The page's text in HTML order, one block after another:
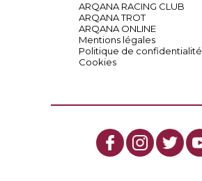
ARQANA RACING CLUB
ARQANA TROT
ARQANA ONLINE
Mentions légales
Politique de confidentialité
Cookies